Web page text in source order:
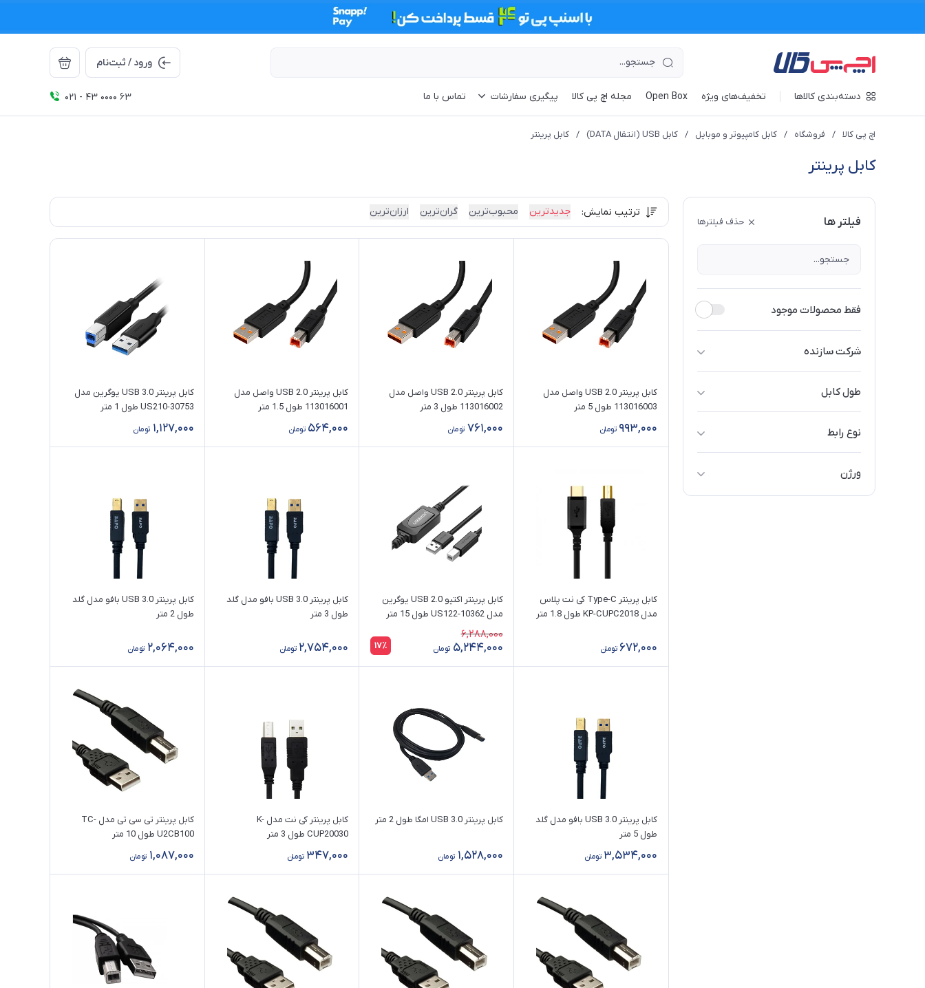
ورود / ثبت‌نام
دسته‌بندی کالاها تخفیف‌های ویژه Open Box مجله اچ پی کالا پیگیری سفارشات تماس با ما 021 - 43 0000 63
اچ پی کالا / فروشگاه / کابل کامپیوتر و موبایل / کابل USB (انتقال DATA) / کابل پرینتر
کابل پرینتر
فیلتر ها حذف فیلترها
فقط محصولات موجود
شرکت سازنده
اونتن / Onten
بافو / BAFO
تسکو / TSCO
تی سی تی / TCT
طول کابل
20 سانتی‌متر
150 سانتی‌متر
نوع رابط
ورژن
3.0
ترتیب نمایش: جدیدترین محبوب‌ترین گران‌ترین ارزان‌ترین
کابل پرینتر USB 2.0 واصل مدل
113016003 طول 5 متر
993,000 تومان
کابل پرینتر USB 2.0 واصل مدل
113016002 طول 3 متر
761,000 تومان
کابل پرینتر USB 2.0 واصل مدل
113016001 طول 1.5 متر
564,000 تومان
کابل پرینتر USB 3.0 یوگرین مدل
US210-30753 طول 1 متر
1,127,000 تومان
کابل پرینتر Type-C کی نت پلاس
مدل KP-CUPC2018 طول 1.8 متر
672,000 تومان
کابل پرینتر اکتیو USB 2.0 یوگرین
مدل US122-10362 طول 15 متر
6,288,000
5,244,000 تومان 17٪
کابل پرینتر USB 3.0 بافو مدل گلد
طول 3 متر
2,754,000 تومان
کابل پرینتر USB 3.0 بافو مدل گلد
طول 2 متر
2,064,000 تومان
کابل پرینتر USB 3.0 بافو مدل گلد
طول 5 متر
3,534,000 تومان
کابل پرینتر USB 3.0 امگا طول 2 متر
1,528,000 تومان
کابل پرینتر کی نت مدل K-
CUP20030 طول 3 متر
347,000 تومان
کابل پرینتر تی سی تی مدل TC-
U2CB100 طول 10 متر
1,087,000 تومان